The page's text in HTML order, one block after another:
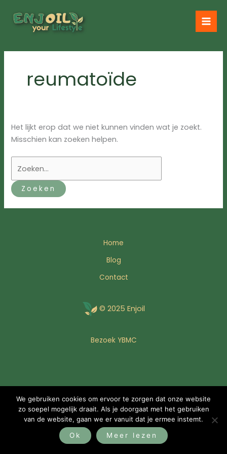
naar
reumatoïde
Het lijkt erop dat we niet kunnen vinden wat je zoekt.
Misschien kan zoeken helpen.
naar:
Home
Blog
Contact
© 2025 Enjoil
Bezoek YBMC
We gebruiken cookies om ervoor te zorgen dat onze website
zo soepel mogelijk draait. Als je doorgaat met het gebruiken
van de website, gaan we er vanuit dat je ermee instemt.
Ok
Meer lezen